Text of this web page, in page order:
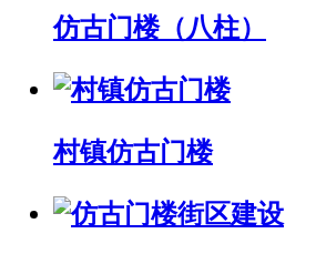
仿古门楼（八柱）
村镇仿古门楼